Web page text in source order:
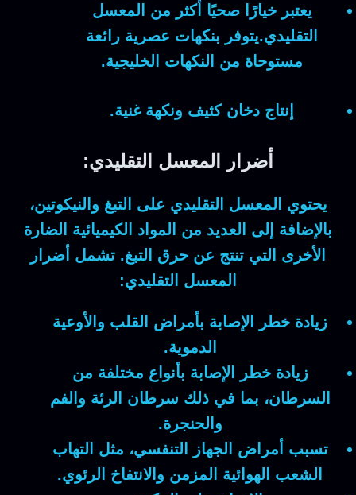
يعتبر خيارًا صحيًا أكثر من المعسل
التقليدي.يتوفر بنكهات عصرية رائعة
مستوحاة من النكهات الخليجية.
إنتاج دخان كثيف ونكهة غنية.
أضرار المعسل التقليدي:
يحتوي المعسل التقليدي على التبغ والنيكوتين،
بالإضافة إلى العديد من المواد الكيميائية الضارة
الأخرى التي تنتج عن حرق التبغ. تشمل أضرار
المعسل التقليدي:
زيادة خطر الإصابة بأمراض القلب والأوعية
الدموية.
زيادة خطر الإصابة بأنواع مختلفة من
السرطان، بما في ذلك سرطان الرئة والفم
والحنجرة.
تسبب أمراض الجهاز التنفسي، مثل التهاب
الشعب الهوائية المزمن والانتفاخ الرئوي.